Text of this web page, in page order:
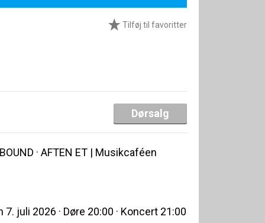
Tilføj til favoritter
Dørsalg
· AFTEN ET | Musikcaféen
juli 2026 · Døre 20:00 · Koncert 21:00